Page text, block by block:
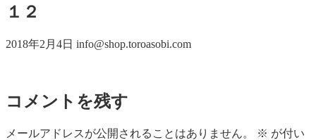
１２
2018年2月4日 info@shop.toroasobi.com
コメントを残す
メールアドレスが公開されることはありません。 ※ が付い